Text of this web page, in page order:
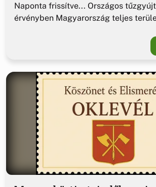
Naponta frissítve... Országos
érvényben Magyarország teljes